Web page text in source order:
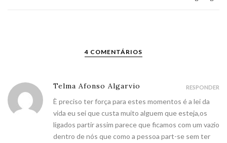
4 COMENTÁRIOS
Telma Afonso Algarvio
È preciso ter força para estes momentos é a lei da
vida eu sei que custa muito alguem que esteja,os
ligados partir assim parece que ficamos com um vazio
dentro de nós que como a pessoa part-se sem ter
RESPONDER